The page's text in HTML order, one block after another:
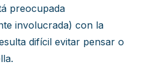
preocupada
involucrada) con la
difícil evitar pensar o